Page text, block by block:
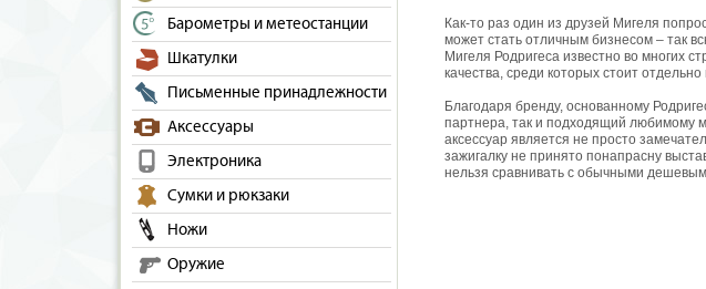
Барометры и метеостанции
Шкатулки
Письменные принадлежности
Аксессуары
Электроника
Сумки и рюкзаки
Ножи
Оружие
Как-то раз один из друзей Мигеля
может стать отличным бизнесом – так
Мигеля Родригеса известно во многих
качества, среди которых стоит
Благодаря бренду, основанному
партнера, так и подходящий любимому
аксессуар является не просто
зажигалку не принято понапрасну
нельзя сравнивать с обычными